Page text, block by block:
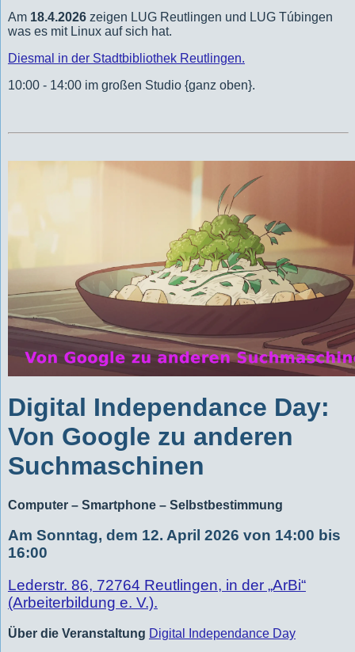
Am 18.4.2026zeigen LUG Reutlingen und LUG Túbingen
was es mit Linux auf sich hat.
Diesmal in der Stadtbibliothek Reutlingen.
10:00 - 14:00 im großen Studio {ganz oben}.
Digital Independance Day:
Von Google zu anderen
Suchmaschinen
Computer – Smartphone – Selbstbestimmung
Am Sonntag, dem 12. April 2026 von 14:00 bis
16:00
Lederstr. 86, 72764 Reutlingen, in der „ArBi“
(Arbeiterbildung e. V.).
Über die Veranstaltung Digital Independance Day